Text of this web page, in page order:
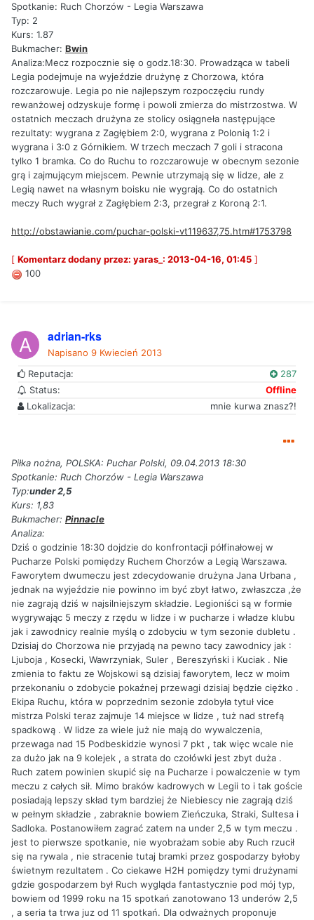
Spotkanie: Ruch Chorzów - Legia Warszawa
Typ: 2
Kurs: 1.87
Bukmacher: Bwin
Analiza:Mecz rozpocznie się o godz.18:30. Prowadząca w tabeli
Legia podejmuje na wyjeździe drużynę z Chorzowa, która
rozczarowuje. Legia po nie najlepszym rozpoczęciu rundy
rewanżowej odzyskuje formę i powoli zmierza do mistrzostwa. W
ostatnich meczach drużyna ze stolicy osiągneła następujące
rezultaty: wygrana z Zagłębiem 2:0, wygrana z Polonią 1:2 i
wygrana i 3:0 z Górnikiem. W trzech meczach 7 goli i stracona
tylko 1 bramka. Co do Ruchu to rozczarowuje w obecnym sezonie
grą i zajmującym miejscem. Pewnie utrzymają się w lidze, ale z
Legią nawet na własnym boisku nie wygrają. Co do ostatnich
meczy Ruch wygrał z Zagłębiem 2:3, przegrał z Koroną 2:1.
http://obstawianie.com/puchar-polski-vt119637,75.htm#1753798
[ Komentarz dodany przez: yaras_: 2013-04-16, 01:45 ]
100
adrian-rks
Napisano 9 Kwiecień 2013
Reputacja:
287
Status:
Offline
Lokalizacja:
mnie kurwa znasz?!
Piłka nożna, POLSKA: Puchar Polski, 09.04.2013 18:30
Spotkanie: Ruch Chorzów - Legia Warszawa
Typ:under 2,5
Kurs: 1,83
Bukmacher: Pinnacle
Analiza:
Dziś o godzinie 18:30 dojdzie do konfrontacji półfinałowej w
Pucharze Polski pomiędzy Ruchem Chorzów a Legią Warszawa.
Faworytem dwumeczu jest zdecydowanie drużyna Jana Urbana ,
jednak na wyjeździe nie powinno im być zbyt łatwo, zwłaszcza ,że
nie zagrają dziś w najsilniejszym składzie. Legioniści są w formie
wygrywając 5 meczy z rzędu w lidze i w pucharze i władze klubu
jak i zawodnicy realnie myślą o zdobyciu w tym sezonie dubletu .
Dzisiaj do Chorzowa nie przyjadą na pewno tacy zawodnicy jak :
Ljuboja , Kosecki, Wawrzyniak, Suler , Bereszyński i Kuciak . Nie
zmienia to faktu ze Wojskowi są dzisiaj faworytem, lecz w moim
przekonaniu o zdobycie pokaźnej przewagi dzisiaj będzie ciężko .
Ekipa Ruchu, która w poprzednim sezonie zdobyła tytuł vice
mistrza Polski teraz zajmuje 14 miejsce w lidze , tuż nad strefą
spadkową . W lidze za wiele już nie mają do wywalczenia,
przewaga nad 15 Podbeskidzie wynosi 7 pkt , tak więc wcale nie
za dużo jak na 9 kolejek , a strata do czołówki jest zbyt duża .
Ruch zatem powinien skupić się na Pucharze i powalczenie w tym
meczu z całych sił. Mimo braków kadrowych w Legii to i tak goście
posiadają lepszy skład tym bardziej że Niebiescy nie zagrają dziś
w pełnym składzie , zabraknie bowiem Zieńczuka, Straki, Sultesa i
Sadloka. Postanowiłem zagrać zatem na under 2,5 w tym meczu .
jest to pierwsze spotkanie, nie wyobrażam sobie aby Ruch rzucił
się na rywala , nie stracenie tutaj bramki przez gospodarzy byłoby
świetnym rezultatem . Co ciekawe H2H pomiędzy tymi drużynami
gdzie gospodarzem był Ruch wygląda fantastycznie pod mój typ,
bowiem od 1999 roku na 15 spotkań zanotowano 13 underów 2,5
, a seria ta trwa juz od 11 spotkań. Dla odważnych proponuje